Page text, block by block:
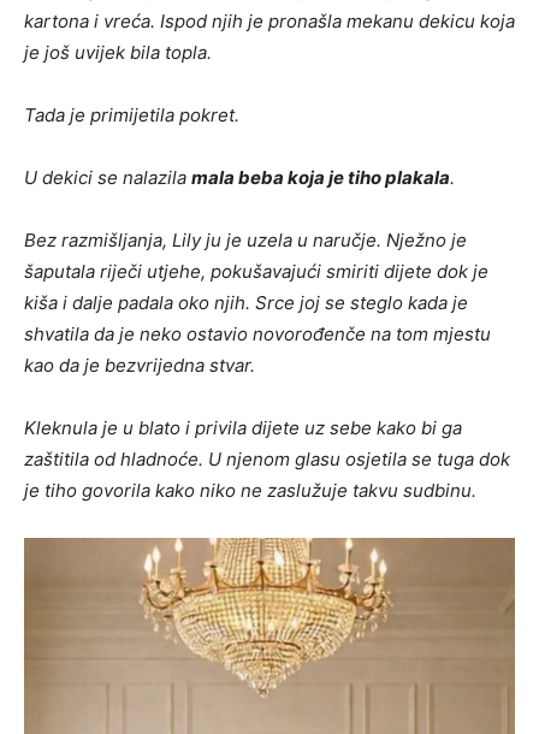
kartona i vreća. Ispod njih je pronašla mekanu dekicu koja
je još uvijek bila topla.
Tada je primijetila pokret.
U dekici se nalazila mala beba koja je tiho plakala.
Bez razmišljanja, Lily ju je uzela u naručje. Nježno je
šaputala riječi utjehe, pokušavajući smiriti dijete dok je
kiša i dalje padala oko njih. Srce joj se steglo kada je
shvatila da je neko ostavio novorođenče na tom mjestu
kao da je bezvrijedna stvar.
Kleknula je u blato i privila dijete uz sebe kako bi ga
zaštitila od hladnoće. U njenom glasu osjetila se tuga dok
je tiho govorila kako niko ne zaslužuje takvu sudbinu.